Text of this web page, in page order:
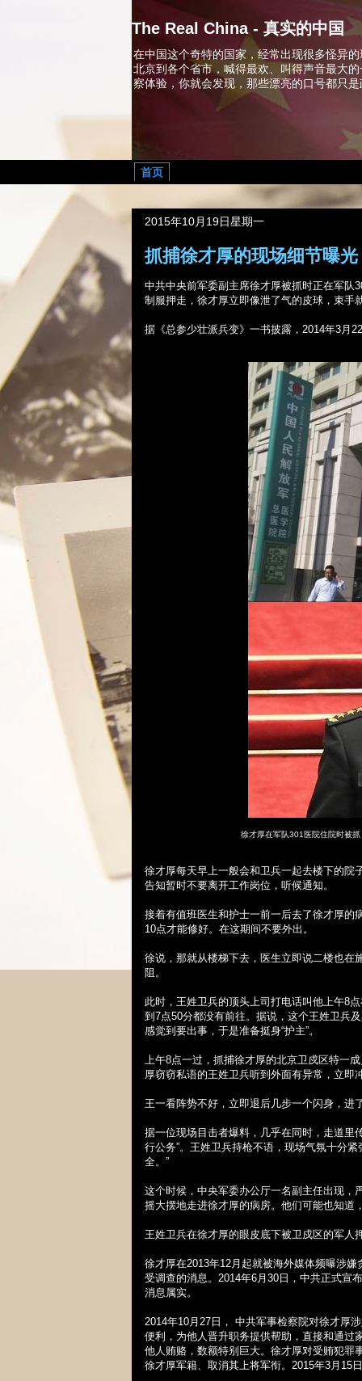
The Real China - 真实的中国
在中国这个奇特的国家，经常出现很多怪异
北京到各个省市，喊得最欢、叫得声音最大
察体验，你就会发现，那些漂亮的口号都只
首页
2015年10月19日星期一
抓捕徐才厚的现场细节曝
中共中央前军委副主席徐才厚被抓时正在军队
制服押走，徐才厚立即像泄了气的皮球，束手
据《总参少壮派兵变》一书披露， 2014年3月 22
徐才厚在军队301 医院住院时被抓
徐才厚每天早上一般会和卫兵一起去楼下的院
告知暂时不要离开工作岗位，听候通知。
接着有值班医生和护士一前一后去了徐才厚的
10点才能修好。在这期间不要外出。
徐说，那就从楼梯下去，医生立即说二楼也在
阻。
此时，王姓卫兵的顶头上司打电话叫他上午8
到7点50分都没有前往。据说，这个王姓卫兵
感觉到要出事，于是准备挺身“护主”。
上午8点一过，抓捕徐才厚的北京卫戍区特一
厚窃窃私语的王姓卫兵听到外面有异常，立
王一看阵势不好，立即退后几步一个闪身，进
据一位现场目击者爆料，几乎在同时，走道里
行公务”。王姓卫兵持枪不语，现场气氛十分紧
全。”
这个时候，中央军委办公厅一名副主任出现，
摇大摆地走进徐才厚的病房。他们可能也知道
王姓卫兵在徐才厚的眼皮底下被卫戍区的军人
徐才厚在2013年12 月起就被海外媒体频曝涉
受调查的消息。 2014年6 月30日，中共正式宣
消息属实。
2014年10 月 27日， 中共军事检察院对徐才厚
便利，为他人晋升职务提供帮助，直接和通过
他人贿赂，数额特别巨大。徐才厚对受贿犯罪
徐才厚军籍、取消其上将军衔。 2015年3 月 15